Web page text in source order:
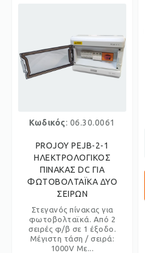
Κωδικός: 06.30.0061
PROJOY PEJB-2-1
ΗΛΕΚΤΡΟΛΟΓΙΚΟΣ
ΠΙΝΑΚΑΣ DC ΓΙΑ
ΦΩΤΟΒΟΛΤΑΪΚΑ ΔΥΟ
ΣΕΙΡΩΝ
Στεγανός πίνακας για
φωτοβολταϊκά. Από 2
σειρές φ/β σε 1 έξοδο.
Μέγιστη τάση / σειρά:
1000V Με...